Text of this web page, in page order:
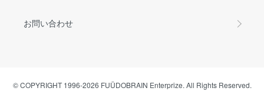
お問い合わせ
© COPYRIGHT 1996-2026 FUÜDOBRAIN Enterprize. All Rights Reserved.